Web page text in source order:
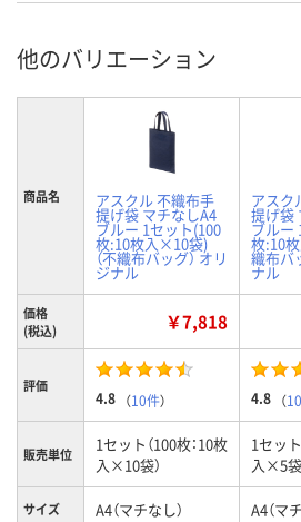
他のバリエーション
商品名 アスクル 不織布手
提げ袋 マチなしA4
ブルー 1セット(100
枚:10枚入×10袋)
（不織布バッグ） オリ
ジナル
アスク
提げ袋
ブルー
枚:10
織布バ
ナル
価格
(税込)
￥7,818
評価
4.8 （10件） 4.8 （
販売単位
1セット（100枚：10枚
入×10袋）
1セッ
入×5袋
サイズ A4（マチなし） A4（マ